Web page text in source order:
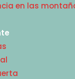
en las